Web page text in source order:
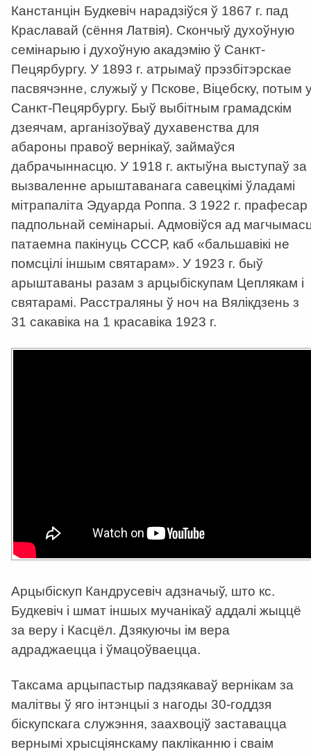
Канстанцін Будкевіч нарадзіўся ў 1867 г. пад
Краславай (сёння Латвія). Скончыў духоўную
семінарыю і духоўную акадэмію ў Санкт-
Пецярбургу. У 1893 г. атрымаў прэзбітэрскае
пасвячэнне, служыў у Пскове, Віцебску, потым
Санкт-Пецярбургу. Быў выбітным грамадскім
дзеячам, арганізоўваў духавенства для
абароны правоў вернікаў, займаўся
дабрачыннасцю. У 1918 г. актыўна выступаў за
вызваленне арыштаванага савецкімі ўладамі
мітрапаліта Эдуарда Роппа. З 1922 г. прафесар
падпольнай семінарыі. Адмовіўся ад
патаемна пакінуць СССР, каб «бальшавікі не
помсцілі іншым святарам». У 1923 г. быў
арыштаваны разам з арцыбіскупам Цеплякам і
святарамі. Расстраляны ў ноч на Вялікдзень з
31 сакавіка на 1 красавіка 1923 г.
Арцыбіскуп Кандрусевіч адзначыў, што кс.
Будкевіч і шмат іншых мучанікаў аддалі жыццё
за веру і Касцёл. Дзякуючы ім вера
адраджаецца і ўмацоўваецца.
Таксама арцыпастыр падзякаваў вернікам за
малітвы ў яго інтэнцыі з нагоды 30-годдзя
біскупскага служэння, заахвоціў заставацца
вернымі хрысціянскаму пакліканню і сваім